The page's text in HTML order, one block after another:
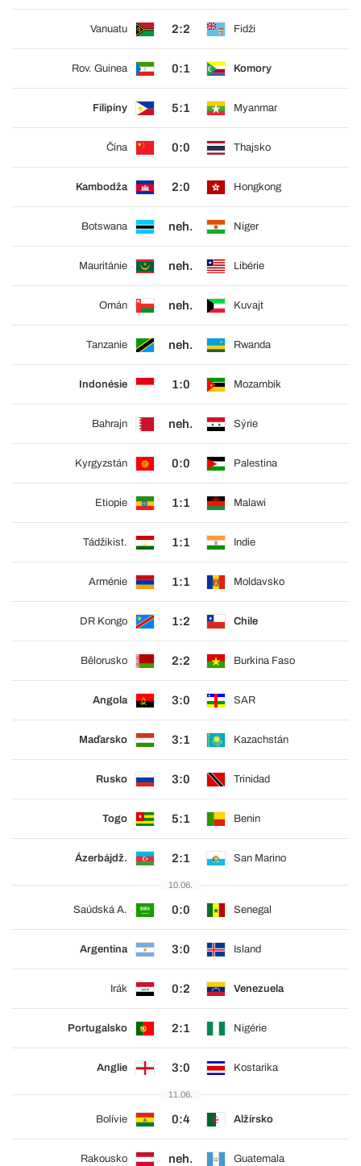
Vanuatu 2:2 Fidži
Rov. Guinea 0:1 Komory
Filipíny 5:1 Myanmar
Čína 0:0 Thajsko
Kambodža 2:0 Hongkong
Botswana neh. Niger
Mauritánie neh. Libérie
Omán neh. Kuvajt
Tanzanie neh. Rwanda
Indonésie 1:0 Mozambik
Bahrajn neh. Sýrie
Kyrgyzstán 0:0 Palestina
Etiopie 1:1 Malawi
Tádžikist. 1:1 Indie
Arménie 1:1 Moldavsko
DR Kongo 1:2 Chile
Bělorusko 2:2 Burkina Faso
Angola 3:0 SAR
Maďarsko 3:1 Kazachstán
Rusko 3:0 Trinidad
Togo 5:1 Benin
Ázerbájdž. 2:1 San Marino
10.06.
Saúdská A. 0:0 Senegal
Argentina 3:0 Island
Irák 0:2 Venezuela
Portugalsko 2:1 Nigérie
Anglie 3:0 Kostarika
11.06.
Bolívie 0:4 Alžírsko
Rakousko neh. Guatemala